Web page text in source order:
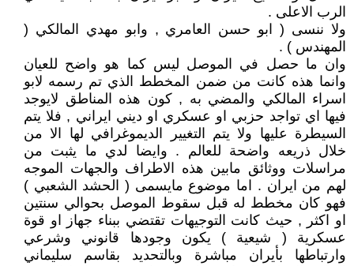
الرب الاعلى .
ولا ننسى ( ابو حسن العامري , وابو مهدي المالكي (
المهندس ) .
وان ما حصل في الموصل ليس كما هو واضح للعيان
وانما هذه كانت من ضمن المخطط الذي تم رسمه لابو
اسراء المالكي والمضي به , كون هذه المناطق لايوجد
فيها اي تواجد حزبي او عسكري او ديني ايراني , فلا يتم
السيطرة عليها ولا يتم التغيير الديموغرافي لها الا من
خلال ذريعه واضحة للعالم . وايضا لدي ما يثبت من
مراسلات ووثائق مابين هذه الاطراف والجهات الموجه
لهم من ايران . اما موضوع مايسمى ( الحشد الشعبي )
فهو كان مخطط له قبل سقوط الموصل بحوالي سنتين
او اكثر , حيث كانت التوجيهات تقتضي ببناء جهاز او قوة
عسكرية ( شيعية ) يكون وجودها قانوني وشرعي
وارتباطها بأيران مباشرة وبالتحديد بقاسم سليماني